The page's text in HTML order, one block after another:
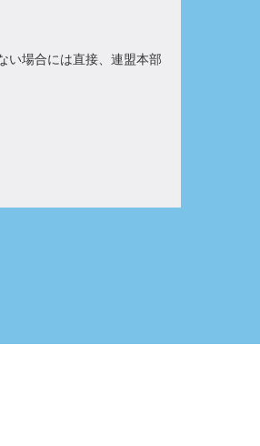
い場合には直接、連盟本部